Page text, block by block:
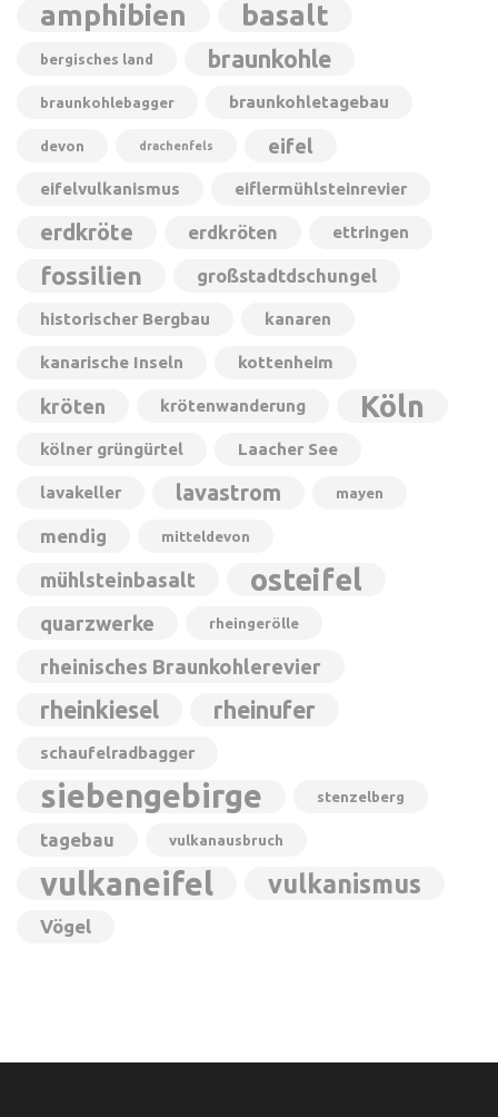
amphibien basalt
bergisches land braunkohle
braunkohlebagger braunkohletagebau
devon drachenfels eifel
eifelvulkanismus eiflermühlsteinrevier
erdkröte erdkröten ettringen
fossilien großstadtdschungel
historischer Bergbau kanaren
kanarische Inseln kottenheim
kröten krötenwanderung Köln
kölner grüngürtel Laacher See
lavakeller lavastrom mayen
mendig mitteldevon
mühlsteinbasalt osteifel
quarzwerke rheingerölle
rheinisches Braunkohlerevier
rheinkiesel rheinufer
schaufelradbagger
siebengebirge stenzelberg
tagebau vulkanausbruch
vulkaneifel vulkanismus
Vögel